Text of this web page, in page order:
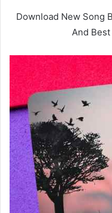
Download New Song
And